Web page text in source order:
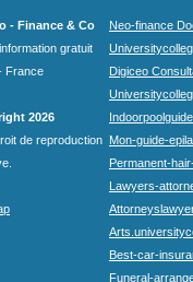
- Finance & Co
gratuit
France
2026
de reproduction
Neo-finance
Digiceo
Mon-guide-
Permanent-
Lawyers-
Best-car-
Funeral-